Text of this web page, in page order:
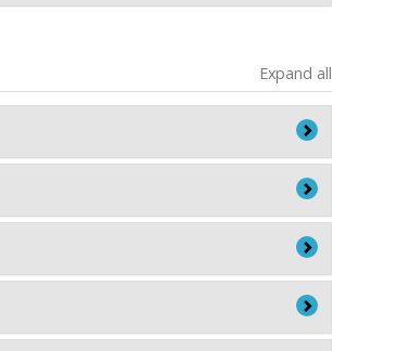
Expand all
,Evelyne Brie,Martin Trépanier
Aline Bogossian,Lara Gautier,Jérôme
de Leeuw,Ian Janssen